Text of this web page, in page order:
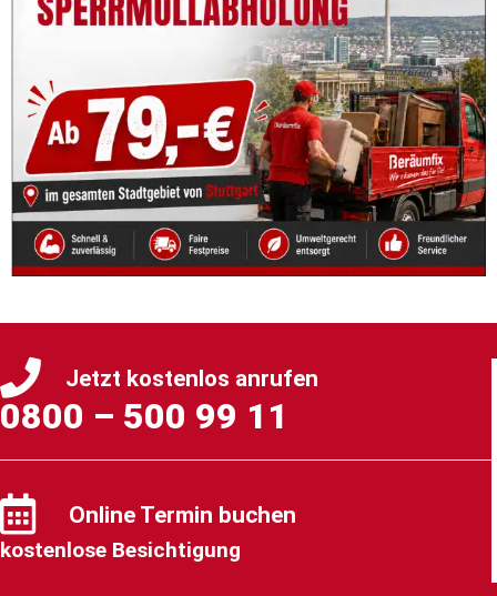
Jetzt kostenlos anrufen
0800 – 500 99 11
Online Termin buchen
kostenlose Besichtigung